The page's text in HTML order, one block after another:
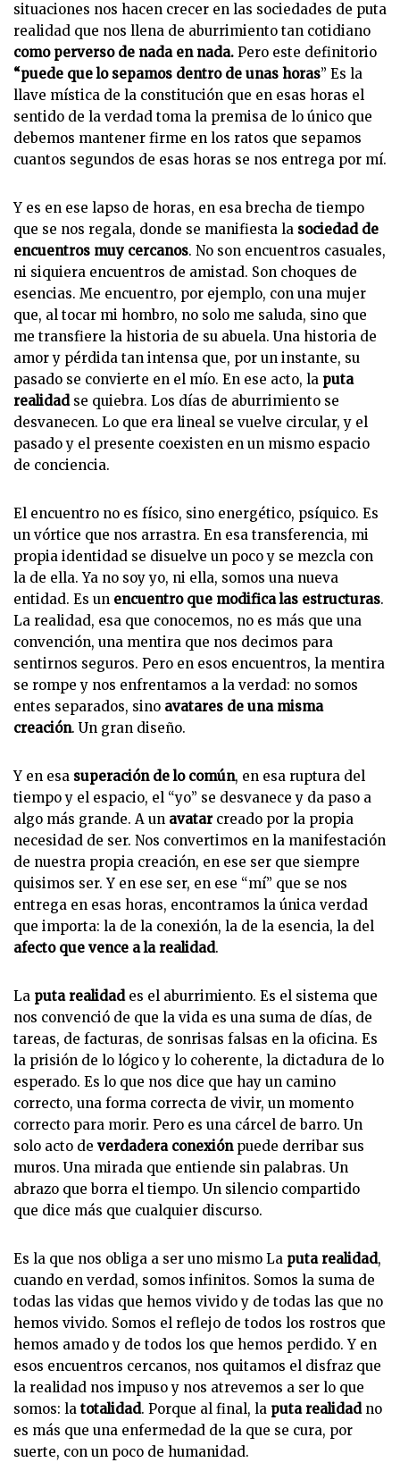
situaciones nos hacen crecer en las sociedades de puta
realidad que nos llena de aburrimiento tan cotidiano
como perverso de nada en nada. Pero este definitorio
“puede que lo sepamos dentro de unas horas” Es la
llave mística de la constitución que en esas horas el
sentido de la verdad toma la premisa de lo único que
debemos mantener firme en los ratos que sepamos
cuantos segundos de esas horas se nos entrega por mí.
Y es en ese lapso de horas, en esa brecha de tiempo
que se nos regala, donde se manifiesta la sociedad de
encuentros muy cercanos. No son encuentros casuales,
ni siquiera encuentros de amistad. Son choques de
esencias. Me encuentro, por ejemplo, con una mujer
que, al tocar mi hombro, no solo me saluda, sino que
me transfiere la historia de su abuela. Una historia de
amor y pérdida tan intensa que, por un instante, su
pasado se convierte en el mío. En ese acto, la puta
realidadse quiebra. Los días de aburrimiento se
desvanecen. Lo que era lineal se vuelve circular, y el
pasado y el presente coexisten en un mismo espacio
de conciencia.
El encuentro no es físico, sino energético, psíquico. Es
un vórtice que nos arrastra. En esa transferencia, mi
propia identidad se disuelve un poco y se mezcla con
la de ella. Ya no soy yo, ni ella, somos una nueva
entidad. Es un encuentro que modifica las estructuras.
La realidad, esa que conocemos, no es más que una
convención, una mentira que nos decimos para
sentirnos seguros. Pero en esos encuentros, la mentira
se rompe y nos enfrentamos a la verdad: no somos
entes separados, sino avatares de una misma
creación. Un gran diseño.
Y en esa superación de lo común, en esa ruptura del
tiempo y el espacio, el “yo” se desvanece y da paso a
algo más grande. A un avatarcreado por la propia
necesidad de ser. Nos convertimos en la manifestación
de nuestra propia creación, en ese ser que siempre
quisimos ser. Y en ese ser, en ese “mí” que se nos
entrega en esas horas, encontramos la única verdad
que importa: la de la conexión, la de la esencia, la del
afecto que vence a la realidad.
La puta realidades el aburrimiento. Es el sistema que
nos convenció de que la vida es una suma de días, de
tareas, de facturas, de sonrisas falsas en la oficina. Es
la prisión de lo lógico y lo coherente, la dictadura de lo
esperado. Es lo que nos dice que hay un camino
correcto, una forma correcta de vivir, un momento
correcto para morir. Pero es una cárcel de barro. Un
solo acto de verdadera conexiónpuede derribar sus
muros. Una mirada que entiende sin palabras. Un
abrazo que borra el tiempo. Un silencio compartido
que dice más que cualquier discurso.
Es la que nos obliga a ser uno mismo La puta realidad,
cuando en verdad, somos infinitos. Somos la suma de
todas las vidas que hemos vivido y de todas las que no
hemos vivido. Somos el reflejo de todos los rostros que
hemos amado y de todos los que hemos perdido. Y en
esos encuentros cercanos, nos quitamos el disfraz que
la realidad nos impuso y nos atrevemos a ser lo que
somos: la totalidad. Porque al final, la puta realidadno
es más que una enfermedad de la que se cura, por
suerte, con un poco de humanidad.